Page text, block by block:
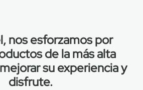
nos esforzamos por
de la más alta
su experiencia y
disfrute.